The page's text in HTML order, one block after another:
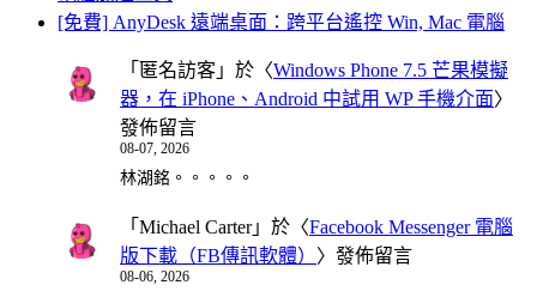
[免費] AnyDesk 遠端桌面：跨平台遙控 Win, Mac 電腦
「 匿名訪客 」於〈Windows Phone 7.5 芒果模擬
器，在 iPhone、Android 中試用 WP 手機介面〉
發佈留言
08-07, 2026
林湖銘。。。。。
「 Michael Carter」於〈Facebook Messenger 電腦
版下載（FB傳訊軟體） 〉發佈留言
08-06, 2026